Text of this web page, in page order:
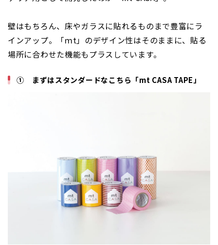
壁はもちろん、床やガラスに貼れるものまで豊富にラ
インアップ。「ｍt」のデザイン性はそのままに、貼る
場所に合わせた機能もプラスしています。
① まずはスタンダードなこちら「mt CASA TAPE」